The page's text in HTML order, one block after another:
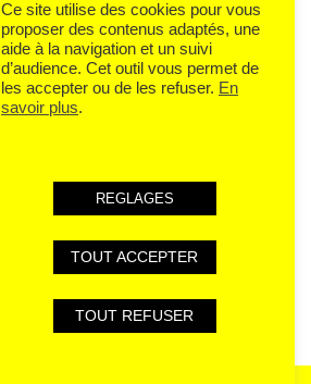
Ce site utilise des cookies pour vous
proposer des contenus adaptés, une
aide à la navigation et un suivi
d’audience. Cet outil vous permet de
les accepter ou de les refuser. En
savoir plus.
REGLAGES
TOUT ACCEPTER
TOUT REFUSER